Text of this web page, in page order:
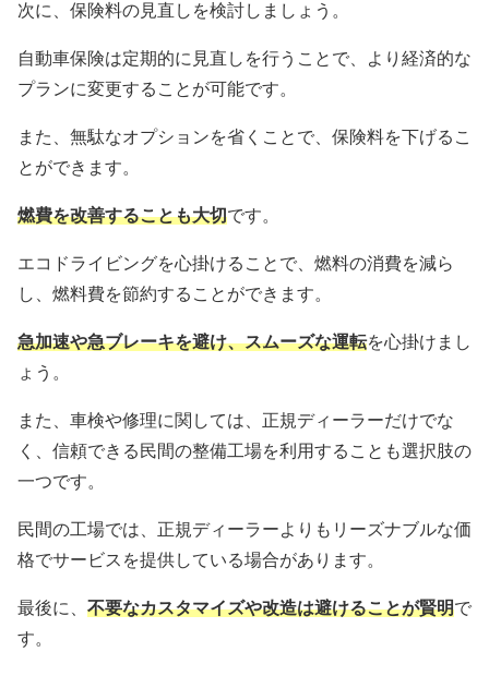
次に、保険料の見直しを検討しましょう。
自動車保険は定期的に見直しを行うことで、より経済的な
プランに変更することが可能です。
また、無駄なオプションを省くことで、保険料を下げるこ
とができます。
燃費を改善することも大切です。
エコドライビングを心掛けることで、燃料の消費を減ら
し、燃料費を節約することができます。
急加速や急ブレーキを避け、スムーズな運転を心掛けまし
ょう。
また、車検や修理に関しては、正規ディーラーだけでな
く、信頼できる民間の整備工場を利用することも選択肢の
一つです。
民間の工場では、正規ディーラーよりもリーズナブルな価
格でサービスを提供している場合があります。
最後に、 不要なカスタマイズや改造は避けることが賢明で
す。